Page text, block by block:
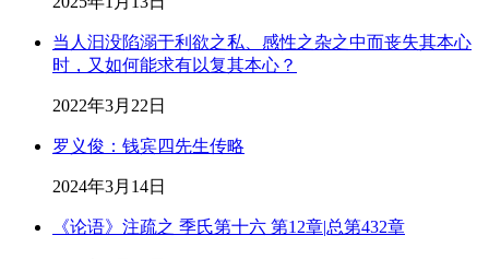
当人汩没陷溺于利欲之私、感性之杂之中而丧失其本心
时，又如何能求有以复其本心？
2022年3月22日
罗义俊：钱宾四先生传略
2024年3月14日
《论语》注疏之 季氏第十六 第12章|总第432章